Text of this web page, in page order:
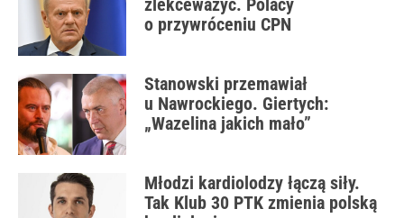
zlekceważyć. Polacy
o przywróceniu CPN
Stanowski przemawiał
u Nawrockiego. Giertych:
„Wazelina jakich mało”
Młodzi kardiolodzy łączą siły.
Tak Klub 30 PTK zmienia polską